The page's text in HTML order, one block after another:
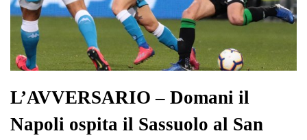
L’AVVERSARIO – Domani il
Napoli ospita il Sassuolo al San